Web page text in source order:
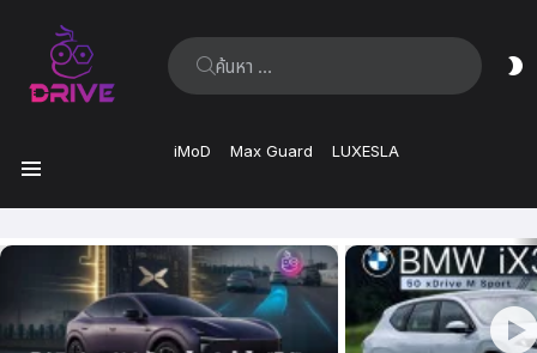
ค้นหา:
iMoD Max Guard LUXESLA
ล่าสุด